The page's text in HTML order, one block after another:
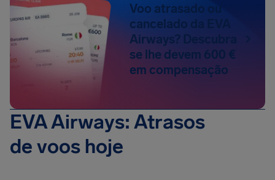
Voo atrasado ou
cancelado da EVA
Airways? Descubra
se lhe devem 600 €
em compensação
EVA Airways: Atrasos
de voos hoje